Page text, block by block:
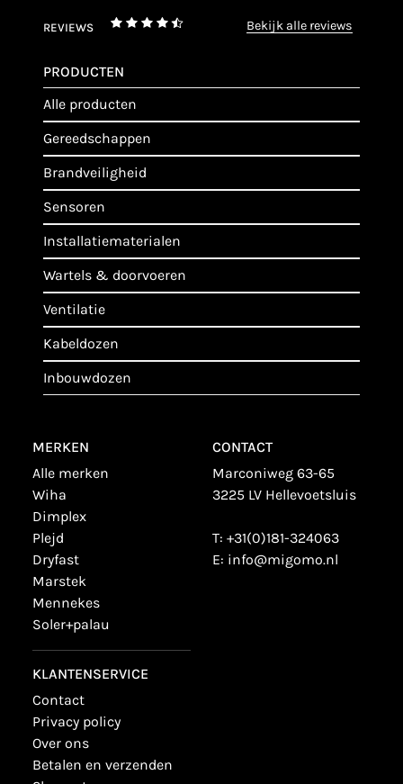
REVIEWS bekijk alle reviews
PRODUCTEN
alle producten
gereedschappen
brandveiligheid
sensoren
installatiematerialen
wartels & doorvoeren
ventilatie
kabeldozen
inbouwdozen
MERKEN
alle merken
wiha
dimplex
plejd
dryfast
marstek
mennekes
soler+palau
KLANTENSERVICE
contact
privacy policy
over ons
betalen en verzenden
CONTACT
Marconiweg 63-65
3225 LV Hellevoetsluis
T: +31(0)181-324063
E: info@migomo.nl